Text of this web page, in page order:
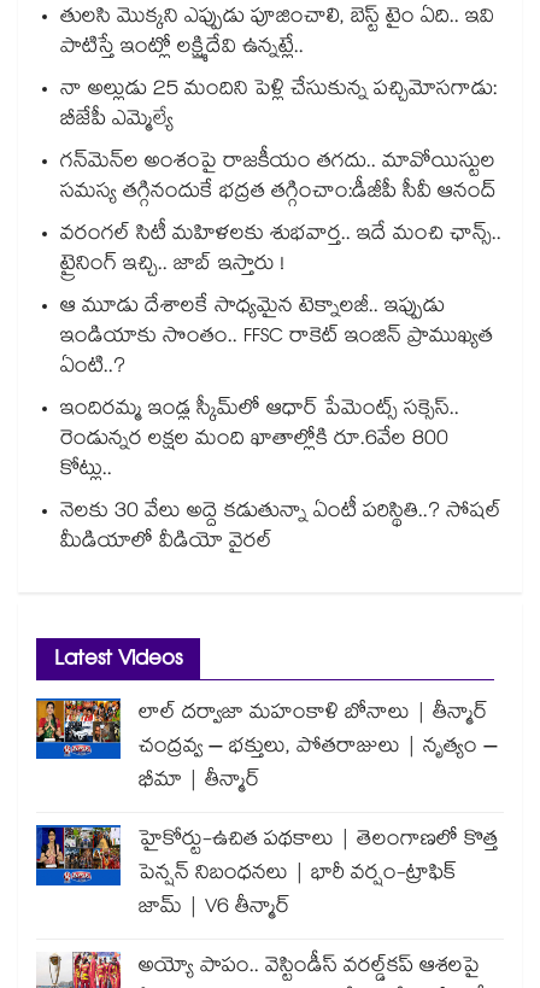
తులసి మొక్కని ఎప్పుడు పూజించాలి, బెస్ట్ టైం ఏది.. ఇవి
పాటిస్తే ఇంట్లో లక్ష్మిదేవి ఉన్నట్లే..
నా అల్లుడు 25 మందిని పెళ్లి చేసుకున్న పచ్చిమోసగాడు:
బీజేపీ ఎమ్మెల్యే
గన్⁭మెన్⁭ల అంశంపై రాజకీయం తగదు.. మావోయిస్టుల
సమస్య తగ్గినందుకే భద్రత తగ్గించాం:డీజీపీ సీవీ ఆనంద్
వరంగల్ సిటీ మహిళలకు శుభవార్త.. ఇదే మంచి ఛాన్స్..
ట్రైనింగ్ ఇచ్చి.. జాబ్ ఇస్తారు !
ఆ మూడు దేశాలకే సాధ్యమైన టెక్నాలజీ.. ఇప్పుడు
ఇండియాకు సొంతం.. FFSC రాకెట్ ఇంజిన్ ప్రాముఖ్యత
ఏంటి..?
ఇందిరమ్మ ఇండ్ల స్కీమ్‌‌‌‌‌‌‌‌లో ఆధార్ పేమెంట్స్ సక్సెస్..
రెండున్నర లక్షల మంది ఖాతాల్లోకి రూ.6వేల 800
కోట్లు..
నెలకు 30 వేలు అద్దె కడుతున్నా ఏంటీ పరిస్థితి..? సోషల్
మీడియాలో వీడియో వైరల్
Latest Videos
లాల్ దర్వాజా మహంకాళి బోనాలు | తీన్మార్
చంద్రవ్వ – భక్తులు, పోతరాజులు | నృత్యం –
భీమా | తీన్మార్
హైకోర్టు-ఉచిత పథకాలు | తెలంగాణలో కొత్త
పెన్షన్ నిబంధనలు | భారీ వర్షం-ట్రాఫిక్
జామ్ | V6 తీన్మార్
అయ్యో పాపం.. వెస్టిండీస్ వరల్డ్‌కప్ ఆశలపై